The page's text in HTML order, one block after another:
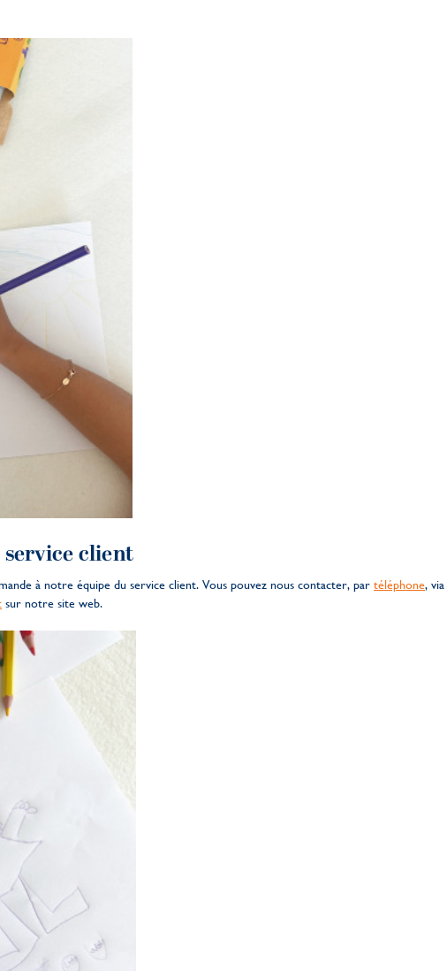
client
à notre équipe du service client. Vous pouvez nous contacter, par téléphone, via
sur notre site web.